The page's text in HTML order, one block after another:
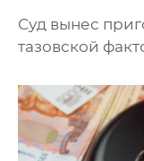
Суд вынес
тазовской